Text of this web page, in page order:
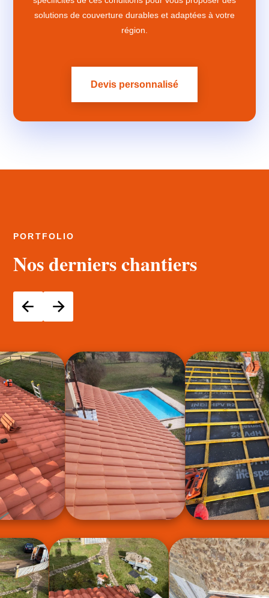
solutions de couverture durables et adaptées à votre
région.
Devis personnalisé
PORTFOLIO
Nos derniers chantiers